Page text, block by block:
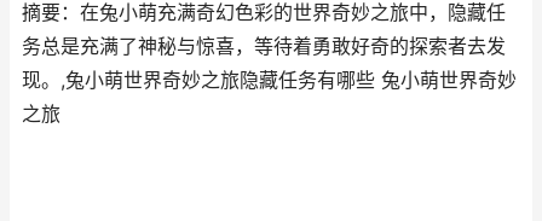
摘要：在兔小萌充满奇幻色彩的世界奇妙之旅中，隐藏任
务总是充满了神秘与惊喜，等待着勇敢好奇的探索者去发
现。,兔小萌世界奇妙之旅隐藏任务有哪些 兔小萌世界奇妙
之旅